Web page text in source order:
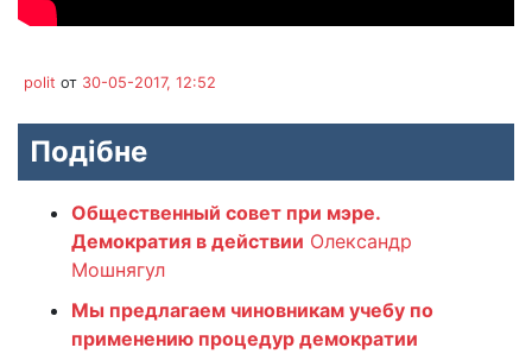
polit от 30-05-2017, 12:52
Подібне
Общественный совет при мэре.
Демократия в действии Олександр
Мошнягул
Мы предлагаем чиновникам учебу по
применению процедур демократии